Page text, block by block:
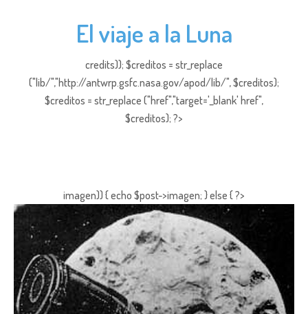
El viaje a la Luna
credits)); $creditos = str_replace
("lib/","http://antwrp.gsfc.nasa.gov/apod/lib/", $creditos);
$creditos = str_replace ("href","target='_blank' href",
$creditos); ?>
imagen)) { echo $post->imagen; } else { ?>